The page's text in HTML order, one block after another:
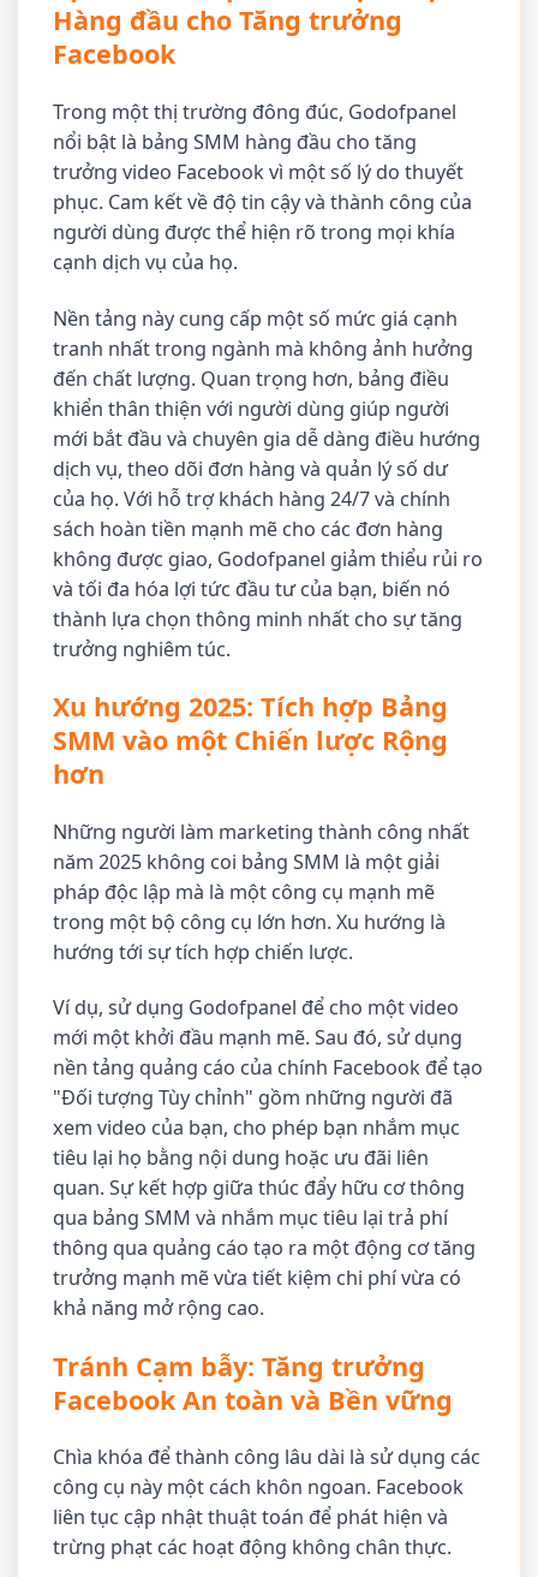
Hàng đầu cho Tăng trưởng
Facebook
Trong một thị trường đông đúc, Godofpanel
nổi bật là bảng SMM hàng đầu cho tăng
trưởng video Facebook vì một số lý do thuyết
phục. Cam kết về độ tin cậy và thành công của
người dùng được thể hiện rõ trong mọi khía
cạnh dịch vụ của họ.
Nền tảng này cung cấp một số mức giá cạnh
tranh nhất trong ngành mà không ảnh hưởng
đến chất lượng. Quan trọng hơn, bảng điều
khiển thân thiện với người dùng giúp người
mới bắt đầu và chuyên gia dễ dàng điều hướng
dịch vụ, theo dõi đơn hàng và quản lý số dư
của họ. Với hỗ trợ khách hàng 24/7 và chính
sách hoàn tiền mạnh mẽ cho các đơn hàng
không được giao, Godofpanel giảm thiểu rủi ro
và tối đa hóa lợi tức đầu tư của bạn, biến nó
thành lựa chọn thông minh nhất cho sự tăng
trưởng nghiêm túc.
Xu hướng 2025: Tích hợp Bảng
SMM vào một Chiến lược Rộng
hơn
Những người làm marketing thành công nhất
năm 2025 không coi bảng SMM là một giải
pháp độc lập mà là một công cụ mạnh mẽ
trong một bộ công cụ lớn hơn. Xu hướng là
hướng tới sự tích hợp chiến lược.
Ví dụ, sử dụng Godofpanel để cho một video
mới một khởi đầu mạnh mẽ. Sau đó, sử dụng
nền tảng quảng cáo của chính Facebook để tạo
"Đối tượng Tùy chỉnh" gồm những người đã
xem video của bạn, cho phép bạn nhắm mục
tiêu lại họ bằng nội dung hoặc ưu đãi liên
quan. Sự kết hợp giữa thúc đẩy hữu cơ thông
qua bảng SMM và nhắm mục tiêu lại trả phí
thông qua quảng cáo tạo ra một động cơ tăng
trưởng mạnh mẽ vừa tiết kiệm chi phí vừa có
khả năng mở rộng cao.
Tránh Cạm bẫy: Tăng trưởng
Facebook An toàn và Bền vững
Chìa khóa để thành công lâu dài là sử dụng các
công cụ này một cách khôn ngoan. Facebook
liên tục cập nhật thuật toán để phát hiện và
trừng phạt các hoạt động không chân thực.